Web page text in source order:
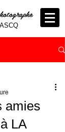
amies
LA